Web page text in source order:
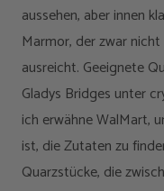
aussehen, aber innen
Marmor, der zwar
ausreicht. Geeignete
Gladys Bridges unter
ich erwähne WalMart,
ist, die Zutaten zu
Quarzstücke, die